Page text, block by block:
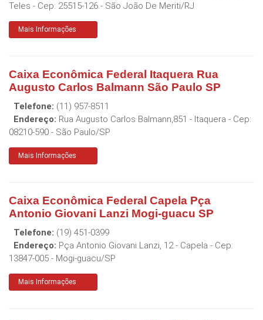
Teles - Cep: 25515-126 - São João De Meriti/RJ
Mais Informações
Caixa Econômica Federal Itaquera Rua
Augusto Carlos Balmann São Paulo SP
Telefone: (11) 957-8511
Endereço: Rua Augusto Carlos Balmann,851 - Itaquera - Cep:
08210-590 - São Paulo/SP
Mais Informações
Caixa Econômica Federal Capela Pça
Antonio Giovani Lanzi Mogi-guacu SP
Telefone: (19) 451-0399
Endereço: Pça Antonio Giovani Lanzi, 12 - Capela - Cep:
13847-005 - Mogi-guacu/SP
Mais Informações